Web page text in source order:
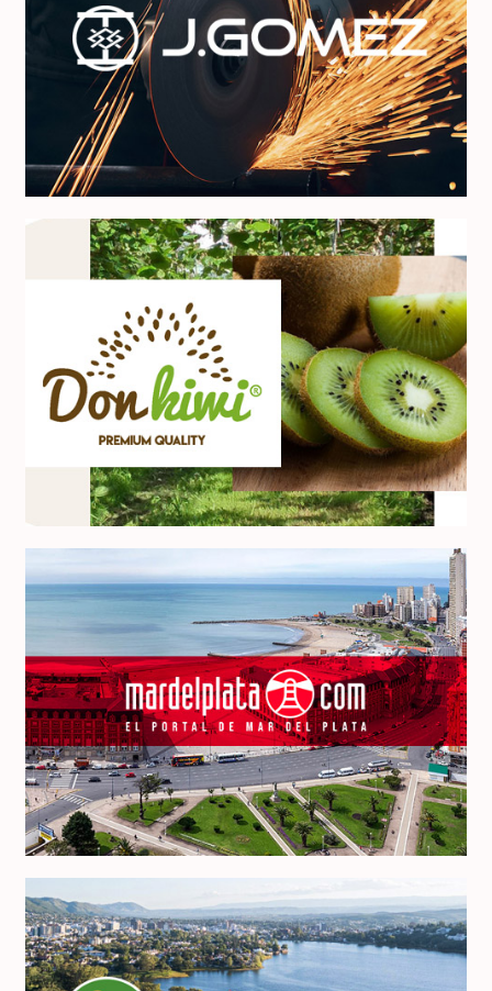
J. Gómez S.R.L
Don Kiwi
MardelPlata.com